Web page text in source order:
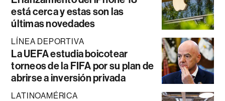
está cerca y estas son las
últimas novedades
LÍNEA DEPORTIVA
La UEFA estudia boicotear
torneos de la FIFA por su plan de
abrirse a inversión privada
LATINOAMÉRICA